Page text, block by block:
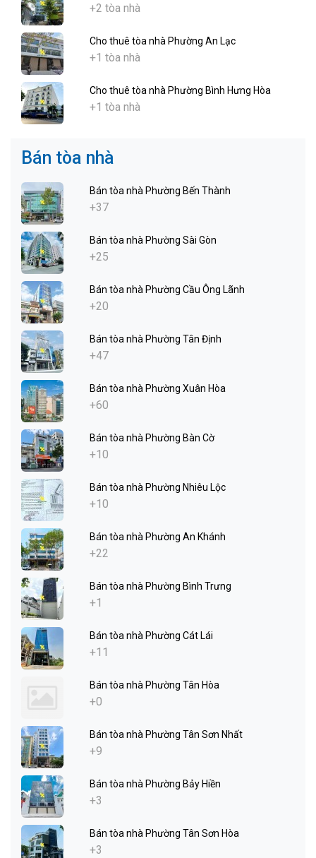
+2 tòa nhà
Cho thuê tòa nhà Phường An Lạc
+1 tòa nhà
Cho thuê tòa nhà Phường Bình Hưng Hòa
+1 tòa nhà
Bán tòa nhà
Bán tòa nhà Phường Bến Thành
+37
Bán tòa nhà Phường Sài Gòn
+25
Bán tòa nhà Phường Cầu Ông Lãnh
+20
Bán tòa nhà Phường Tân Định
+47
Bán tòa nhà Phường Xuân Hòa
+60
Bán tòa nhà Phường Bàn Cờ
+10
Bán tòa nhà Phường Nhiêu Lộc
+10
Bán tòa nhà Phường An Khánh
+22
Bán tòa nhà Phường Bình Trưng
+1
Bán tòa nhà Phường Cát Lái
+11
Bán tòa nhà Phường Tân Hòa
+0
Bán tòa nhà Phường Tân Sơn Nhất
+9
Bán tòa nhà Phường Bảy Hiền
+3
Bán tòa nhà Phường Tân Sơn Hòa
+3